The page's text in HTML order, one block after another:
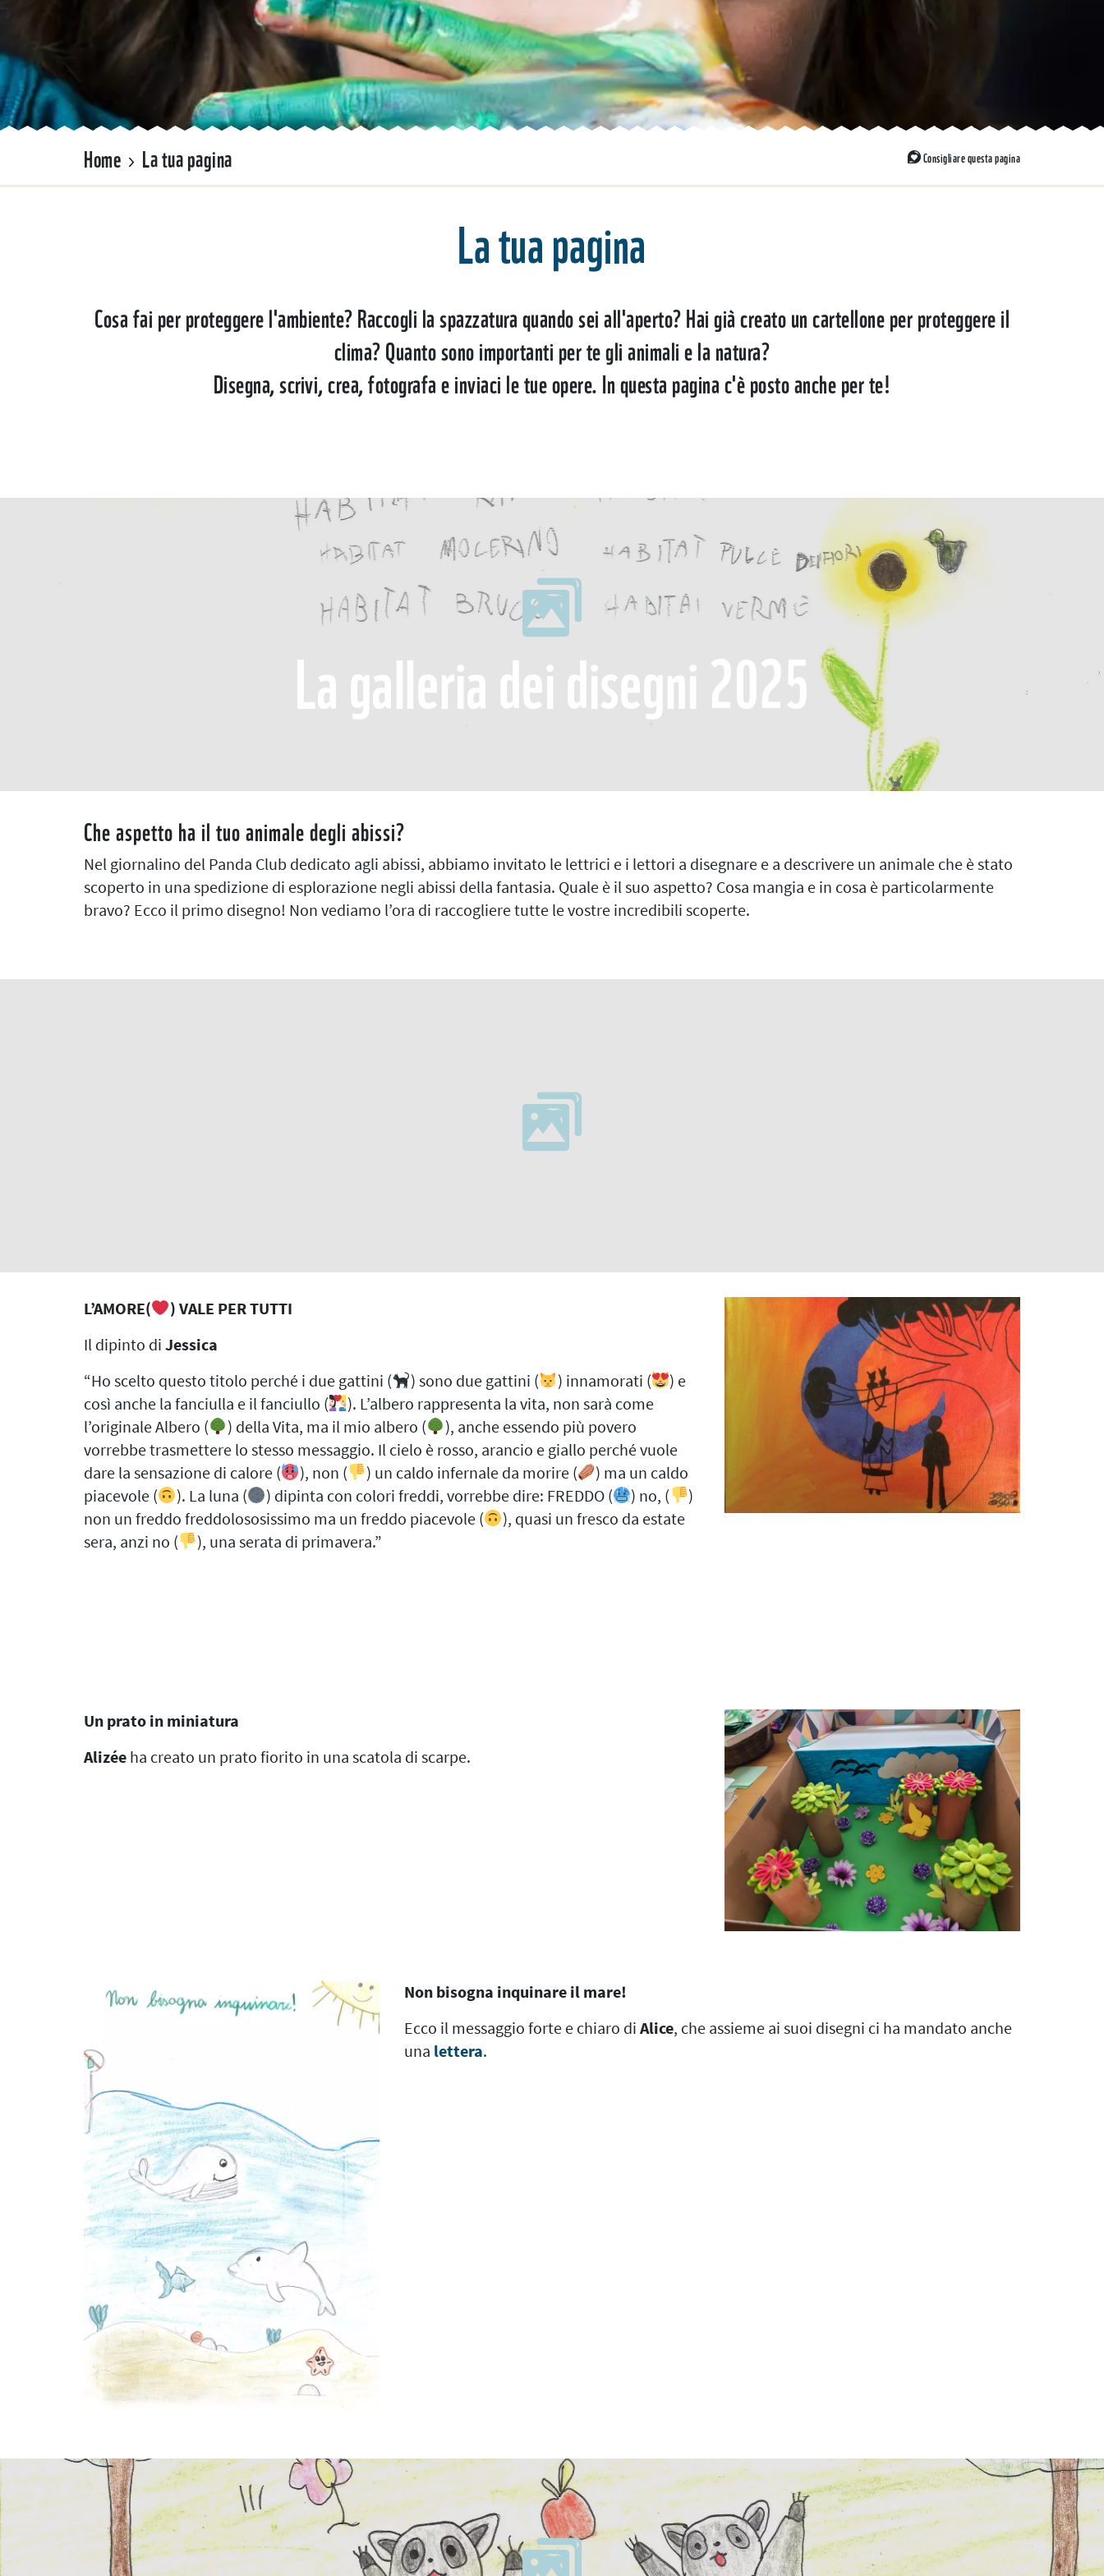
pagina
Home La tua pagina Consigliare questa pagina
La tua pagina
Cosa fai per proteggere l'ambiente? Raccogli la spazzatura quando sei all'aperto? Hai già creato un cartellone per proteggere il
clima? Quanto sono importanti per te gli animali e la natura?
Disegna, scrivi, crea, fotografa e inviaci le tue opere. In questa pagina c'è posto anche per te!
La galleria dei disegni 2025
Che aspetto ha il tuo animale degli abissi?
Nel giornalino del Panda Club dedicato agli abissi, abbiamo invitato le lettrici e i lettori a disegnare e a descrivere un animale che è stato
scoperto in una spedizione di esplorazione negli abissi della fantasia. Quale è il suo aspetto? Cosa mangia e in cosa è particolarmente
bravo? Ecco il primo disegno! Non vediamo l’ora di raccogliere tutte le vostre incredibili scoperte.
L’AMORE(
) VALE PER TUTTI
Il dipinto di Jessica
“Ho scelto questo titolo perché i due gattini (
) sono due gattini ( ) innamorati (
) e
così anche la fanciulla e il fanciullo (
). L’albero rappresenta la vita, non sarà come
l’originale Albero (
) della Vita, ma il mio albero (
), anche essendo più povero
vorrebbe trasmettere lo stesso messaggio. Il cielo è rosso, arancio e giallo perché vuole
dare la sensazione di calore (
), non ( ) un caldo infernale da morire (
) ma un caldo
piacevole (
). La luna ( ) dipinta con colori freddi, vorrebbe dire: FREDDO ( ) no, (
)
non un freddo freddolososissimo ma un freddo piacevole (
), quasi un fresco da estate
sera, anzi no (
), una serata di primavera.”
Un prato in miniatura
Alizée ha creato un prato fiorito in una scatola di scarpe.
Non bisogna inquinare il mare!
Ecco il messaggio forte e chiaro di Alice, che assieme ai suoi disegni ci ha mandato anche
una lettera.